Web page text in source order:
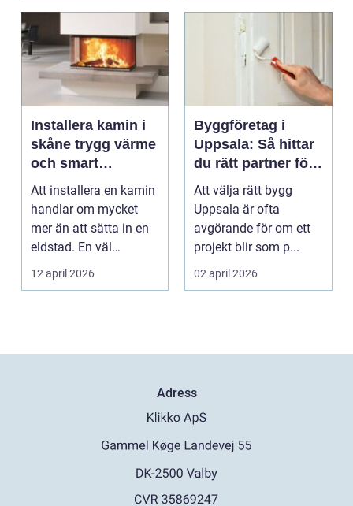
uppvärmnin...
Installera kamin i
skåne trygg värme
och smart
investering
Att installera en kamin
handlar om mycket
mer än att sätta in en
eldstad. En väl
planerad installati...
12 april 2026
Byggföretag i
Uppsala: Så hittar
du rätt partner för
ditt projekt
Att välja rätt bygg
Uppsala är ofta
avgörande för om ett
projekt blir som p...
02 april 2026
Adress